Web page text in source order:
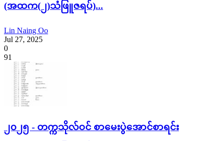
(အထက(၂)သံဖြူဇရပ်)...
Lin Naing Oo
Jul 27, 2025
0
91
၂၀၂၅ - တက္ကသိုလ်ဝင် စာမေးပွဲအောင်စာရင်း